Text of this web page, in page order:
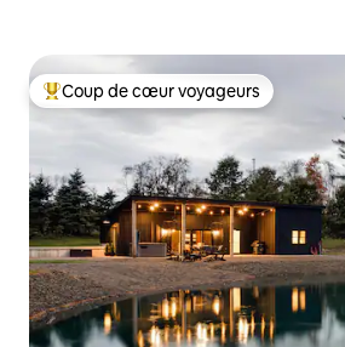
Coups de cœur voyageurs les plus
Coup de cœur voyageurs